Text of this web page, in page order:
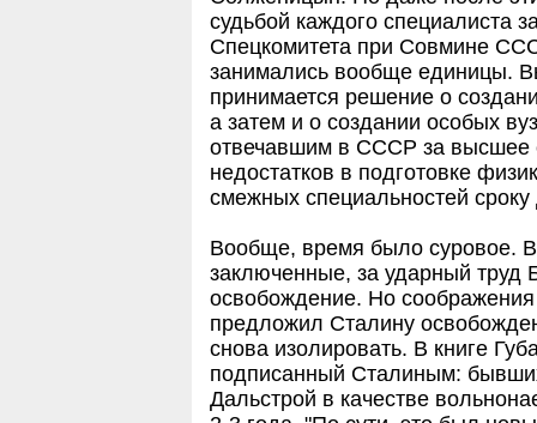
судьбой каждого специалиста
Спецкомитета при Совмине
занимались вообще единицы.
принимается решение о
а затем и о создании особых
отвечавшим в СССР за высшее
недостатков в подготовке
смежных специальностей
Вообще, время было суровое.
заключенные, за ударный труд
освобождение. Но
предложил Сталину
снова изолировать. В книге
подписанный Сталиным:
Дальстрой в качестве